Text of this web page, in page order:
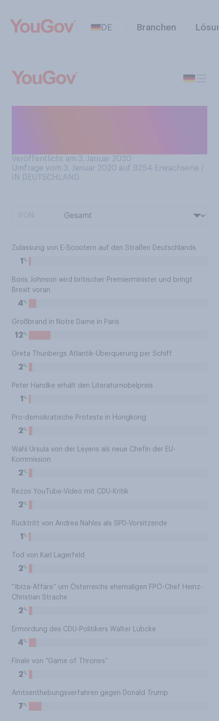
DE Branchen
Veröffentlicht am 3. Januar 2020
Umfrage vom 3. Januar 2020 auf 9254 Erwachsene /
IN DEUTSCHLAND
Zulassung von E-Scootern auf den Straßen Deutschlands
1 %
Boris Johnson wird britischer Premierminister und bringt
Brexit voran
4%
Großbrand in Notre Dame in Paris
12%
Greta Thunbergs Atlantik-Überquerung per Schiff
2%
Peter Handke erhält den Literaturnobelpreis
1 %
Pro-demokratische Proteste in Hongkong
2%
Wahl Ursula von der Leyens als neue Chefin der EU-
Kommission
2%
Rezos YouTube-Video mit CDU-Kritik
2%
Rücktritt von Andrea Nahles als SPD-Vorsitzende
1 %
Tod von Karl Lagerfeld
2%
“Ibiza-Affäre” um Österreichs ehemaligen FPÖ-Chef Heinz-
Christian Strache
2%
Ermordung des CDU-Politikers Walter Lübcke
4%
Finale von “Game of Thrones”
2%
Amtsenthebungsverfahren gegen Donald Trump
7%